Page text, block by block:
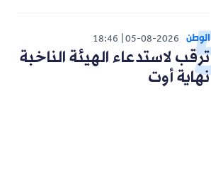
الوطن 05-08-2026
18:46
ترقب لاستدعاء الهيئة الناخبة
نهاية أوت